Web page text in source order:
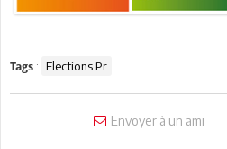
Tags : Elections Pr
Envoyer à un ami